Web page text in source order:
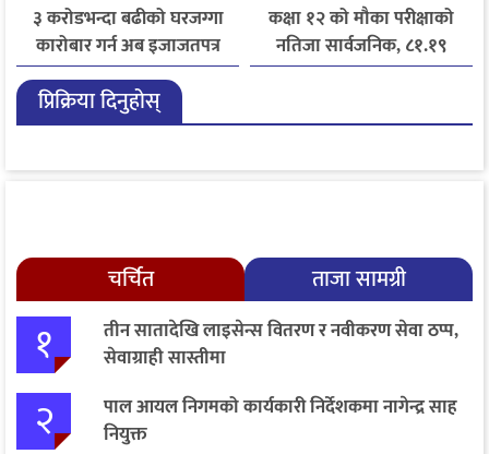
३ करोडभन्दा बढीको घरजग्गा
कारोबार गर्न अब इजाजतपत्र
अनिवार्य
कक्षा १२ को मौका परीक्षाको
नतिजा सार्वजनिक, ८१.१९
प्रतिशत विद्यार्थी उत्तीर्ण
प्रिक्रिया दिनुहोस्
चर्चित ताजा सामग्री
१
तीन सातादेखि लाइसेन्स वितरण र नवीकरण सेवा ठप्प,
सेवाग्राही सास्तीमा
२
पाल आयल निगमको कार्यकारी निर्देशकमा नागेन्द्र साह
नियुक्त